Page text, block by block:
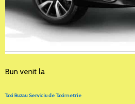
Bun venit la
Taxi Buzau Serviciu de Taximetrie